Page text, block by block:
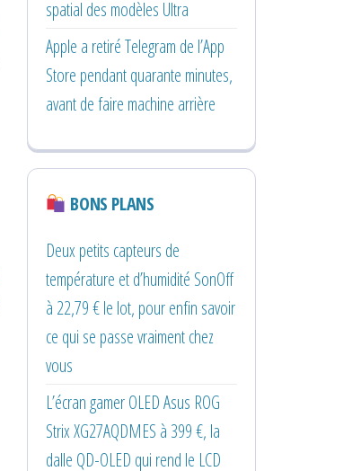
spatial des modèles Ultra
Apple a retiré Telegram de l’App
Store pendant quarante minutes,
avant de faire machine arrière
BONS PLANS
Deux petits capteurs de
température et d’humidité SonOff
à 22,79 € le lot, pour enfin savoir
ce qui se passe vraiment chez
vous
L’écran gamer OLED Asus ROG
Strix XG27AQDMES à 399 €, la
dalle QD-OLED qui rend le LCD